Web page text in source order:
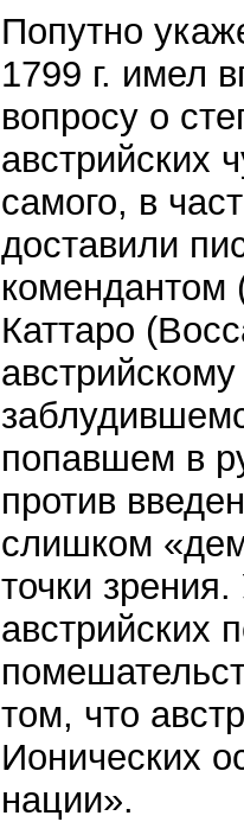
Попутно
1799 г. имел
вопросу о
австрийских
самого, в
доставили
комендантом
Каттаро
попавшем в
против
слишком
точки
австрийских
том, что
Ионических
нации».